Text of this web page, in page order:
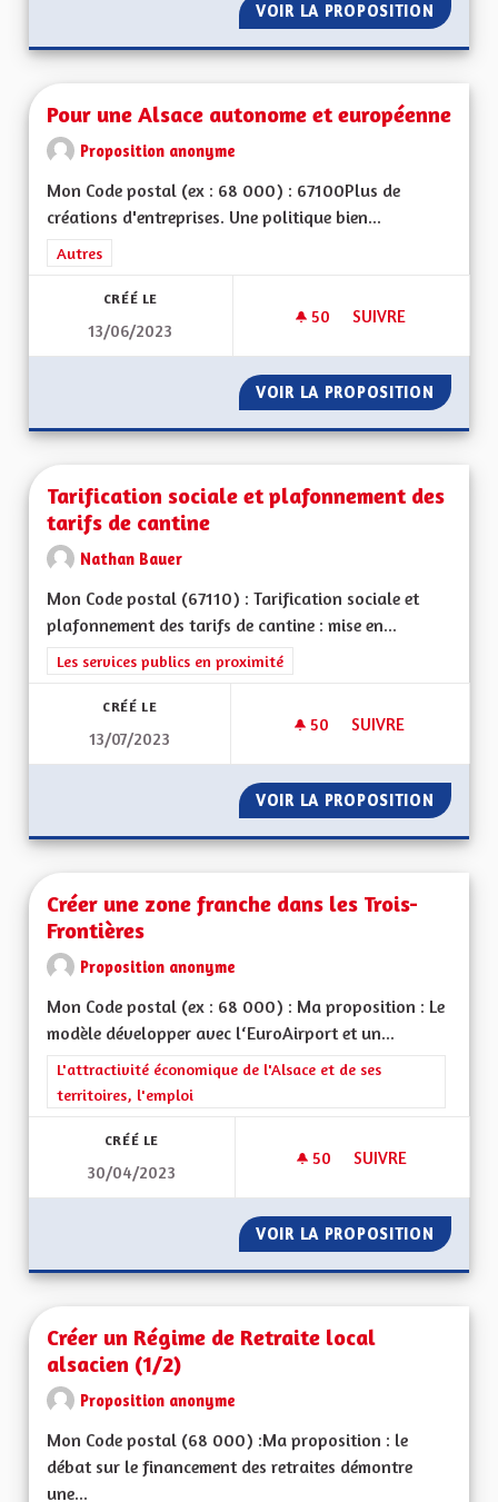
VOIR LA PROPOSITION DES
Pour une Alsace autonome et européenne
Proposition anonyme
Mon Code postal (ex : 68 000) : 67100Plus de
créations d'entreprises. Une politique bien...
Filtrer les résultats de la catégorie : Autres
Autres
CRÉÉ LE
13/06/2023
50 50 ABONNÉS
SUIVRE
VOIR LA PROPOSITION POUR
Tarification sociale et plafonnement des
tarifs de cantine
Nathan Bauer
Mon Code postal (67110) : Tarification sociale et
plafonnement des tarifs de cantine : mise en...
Filtrer les résultats de la catégorie : Les services publics en
Les services publics en proximité
CRÉÉ LE
13/07/2023
50 50 ABONNÉS
SUIVRE
VOIR LA PROPOSITION
Créer une zone franche dans les Trois-
Frontières
Proposition anonyme
Mon Code postal (ex : 68 000) : Ma proposition : Le
modèle développer avec l‘EuroAirport et un...
Filtrer les résultats de la catégorie : L'attractivité
L'attractivité économique de l'Alsace et de ses
territoires, l'emploi
CRÉÉ LE
30/04/2023
50 50 ABONNÉS
SUIVRE
VOIR LA PROPOSITION
Créer un Régime de Retraite local
alsacien (1/2)
Proposition anonyme
Mon Code postal (68 000) :Ma proposition : le
débat sur le financement des retraites démontre
une...